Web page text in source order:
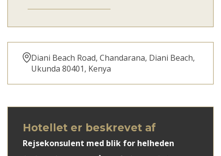
Diani Beach Road, Chandarana, Diani Beach,
Ukunda 80401, Kenya
Hotellet er beskrevet af
Rejsekonsulent med blik for helheden